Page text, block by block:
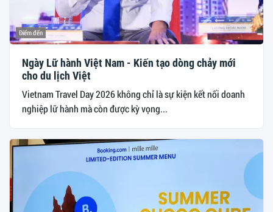
Điểm đến
Ngày Lữ hành Việt Nam - Kiến tạo dòng chảy mới
cho du lịch Việt
Vietnam Travel Day 2026 không chỉ là sự kiện kết nối doanh
nghiệp lữ hành mà còn được kỳ vọng...